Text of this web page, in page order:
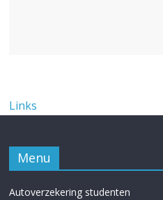
Links
Menu
Autoverzekering studenten